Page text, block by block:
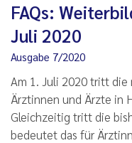
FAQs:
Juli 2020
Ausgabe 7/2020
Am 1. Juli 2020 tritt
Ärztinnen und Ärzte in
Gleichzeitig tritt die
bedeutet das für